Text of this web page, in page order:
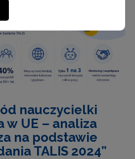
nauczycielki
w UE – analiza
na podstawie
TALIS 2024”